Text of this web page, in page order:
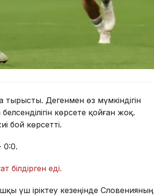
Дегенмен өз мүмкіндігін
көрсете қойған жоқ.
бой көрсетті.
0:0.
білдірген еді.
үш іріктеу кезеңінде Словенияның